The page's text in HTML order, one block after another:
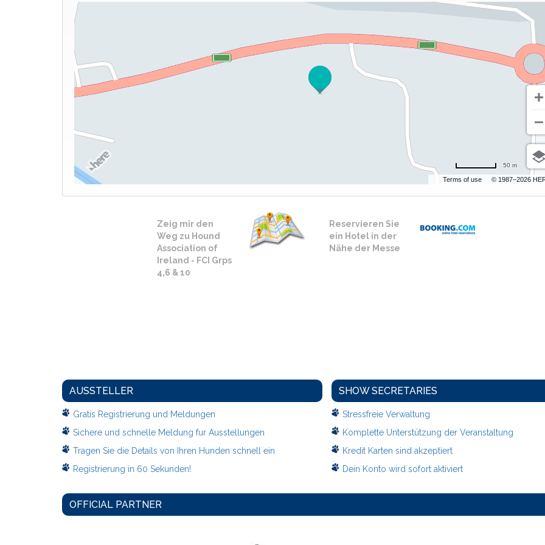
Terms of use © 1987–2026
50 m
Zeig mir den
Weg zu Hound
Association of
Ireland - FCI Grps
4,6 & 10
Reservieren Sie
ein Hotel in der
Nähe der Messe
AUSSTELLER
Gratis Registrierung und Meldungen
Sichere und schnelle Meldung fur Ausstellungen
Tragen Sie die Details von Ihren Hunden schnell ein
Registrierung in 60 Sekunden!
SHOW SECRETARIES
Stressfreie Verwaltung
Komplette Unterstützung der Veranstaltung
Kredit Karten sind akzeptiert
Dein Konto wird sofort aktiviert
OFFICIAL PARTNER